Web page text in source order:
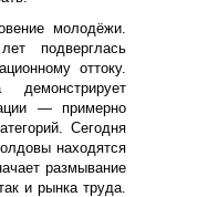
молодёжи.
подверглась
оттоку.
— примерно
Сегодня
находятся
размывание
и рынка труда.